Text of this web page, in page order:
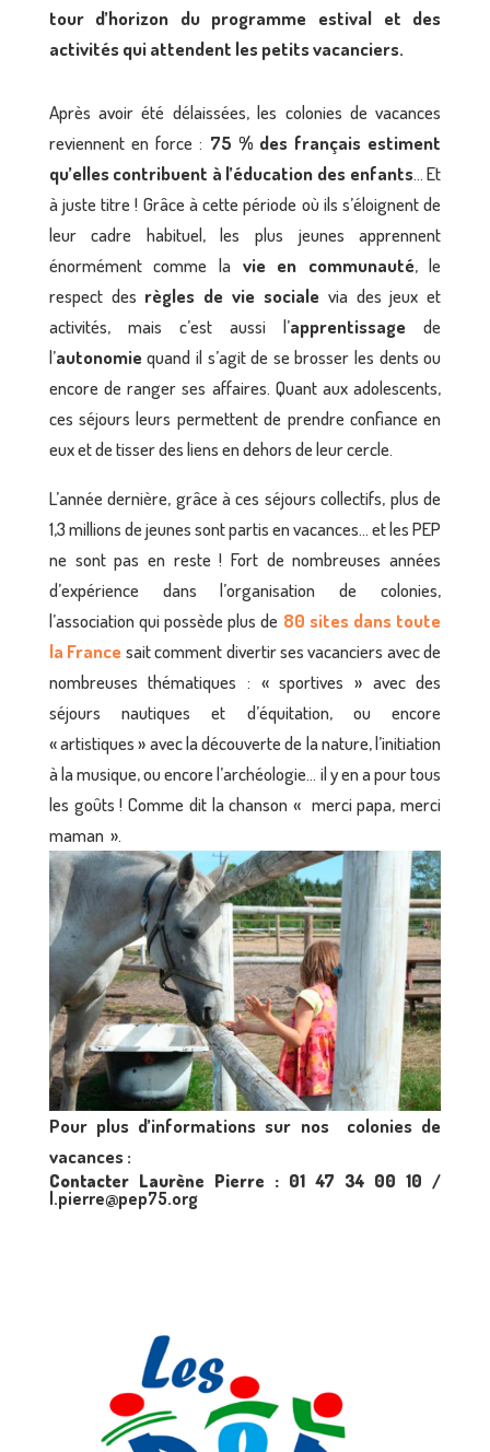
tour d’horizon du programme estival et des
activités qui attendent les petits vacanciers.
Après avoir été délaissées, les colonies de vacances
reviennent en force : 75 % des français estiment
qu’elles contribuent à l’éducation des enfants… Et
à juste titre ! Grâce à cette période où ils s’éloignent de
leur cadre habituel, les plus jeunes apprennent
énormément comme la vie en communauté, le
respect des règles de vie socialevia des jeux et
activités, mais c’est aussi l’apprentissage de
l’autonomiequand il s’agit de se brosser les dents ou
encore de ranger ses affaires. Quant aux adolescents,
ces séjours leurs permettent de prendre confiance en
eux et de tisser des liens en dehors de leur cercle.
L’année dernière, grâce à ces séjours collectifs, plus de
1,3 millions de jeunes sont partis en vacances… et les PEP
ne sont pas en reste ! Fort de nombreuses années
d’expérience dans l’organisation de colonies,
l’association qui possède plus de 80 sites dans toute
la Francesait comment divertir ses vacanciers avec de
nombreuses thématiques : « sportives » avec des
séjours nautiques et d’équitation, ou encore
« artistiques » avec la découverte de la nature, l’initiation
à la musique, ou encore l’archéologie… il y en a pour tous
les goûts ! Comme dit la chanson « merci papa, merci
maman ».
Pour plus d’informations sur nos colonies de
vacances :
Contacter Laurène Pierre : 01 47 34 00 10 /
l.pierre@pep75.org